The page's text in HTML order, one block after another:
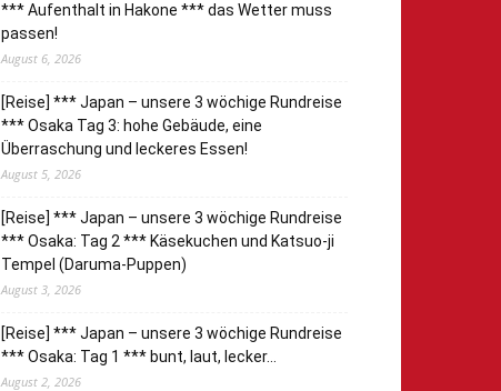
*** Aufenthalt in Hakone *** das Wetter muss
passen!
August 6, 2026
[Reise] *** Japan – unsere 3 wöchige Rundreise
*** Osaka Tag 3: hohe Gebäude, eine
Überraschung und leckeres Essen!
August 5, 2026
[Reise] *** Japan – unsere 3 wöchige Rundreise
*** Osaka: Tag 2 *** Käsekuchen und Katsuo-ji
Tempel (Daruma-Puppen)
August 3, 2026
[Reise] *** Japan – unsere 3 wöchige Rundreise
*** Osaka: Tag 1 *** bunt, laut, lecker…
August 2, 2026